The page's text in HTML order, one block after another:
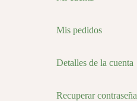
Mis pedidos
Detalles de la cuenta
Recuperar contraseña